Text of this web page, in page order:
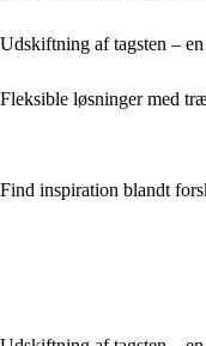
Udskiftning af tagsten –
Fleksible løsninger med
Find inspiration blandt